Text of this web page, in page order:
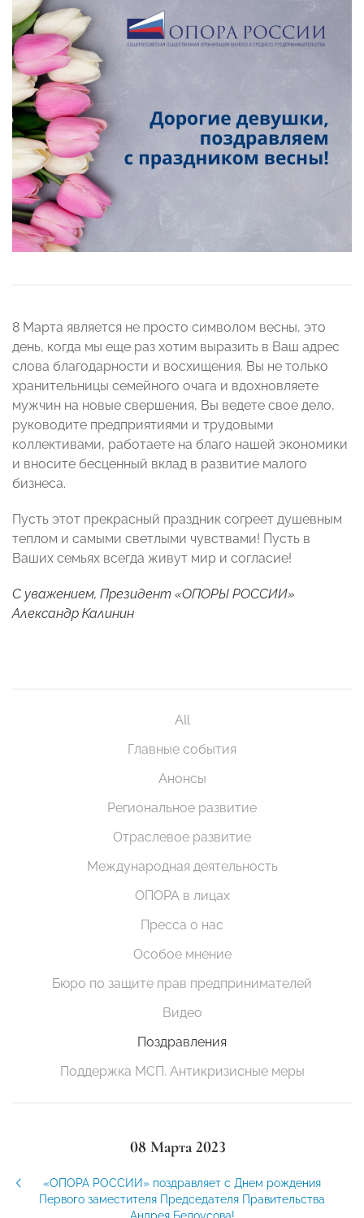
8 Марта является не просто символом весны, это
день, когда мы еще раз хотим выразить в Ваш адрес
слова благодарности и восхищения. Вы не только
хранительницы семейного очага и вдохновляете
мужчин на новые свершения, Вы ведете свое дело,
руководите предприятиями и трудовыми
коллективами, работаете на благо нашей экономики
и вносите бесценный вклад в развитие малого
бизнеса.
Пусть этот прекрасный праздник согреет душевным
теплом и самыми светлыми чувствами! Пусть в
Ваших семьях всегда живут мир и согласие!
С уважением, Президент «ОПОРЫ РОССИИ»
Александр Калинин
All
Главные события
Анонсы
Региональное развитие
Отраслевое развитие
Международная деятельность
ОПОРА в лицах
Пресса о нас
Особое мнение
Бюро по защите прав предпринимателей
Видео
Поздравления
Поддержка МСП. Антикризисные меры
08 Марта 2023
«ОПОРА РОССИИ» поздравляет с Днем рождения
Первого заместителя Председателя Правительства